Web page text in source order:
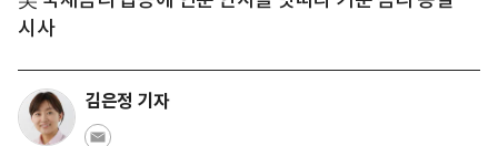
시사
김은정 기자